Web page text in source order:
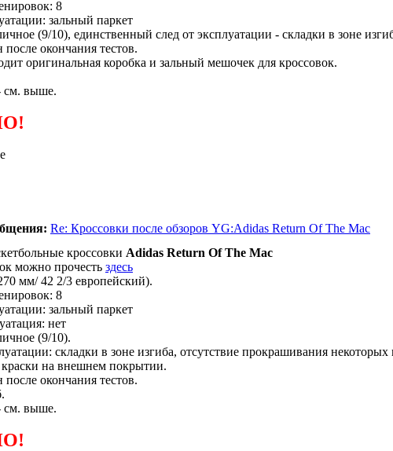
8
зальный паркет
(9/10), единственный след от эксплуатации - складки в зоне
окончания тестов.
оригинальная коробка и зальный мешочек для кроссовок.
см. выше.
Re: Кроссовки после обзоров YG:Adidas Return Of The Mac
кроссовки Adidas Return Of The Mac
можно прочесть здесь
мм/ 42 2/3 европейский).
8
зальный паркет
нет
(9/10).
складки в зоне изгиба, отсутствие прокрашивания
краски на внешнем покрытии.
окончания тестов.
см. выше.